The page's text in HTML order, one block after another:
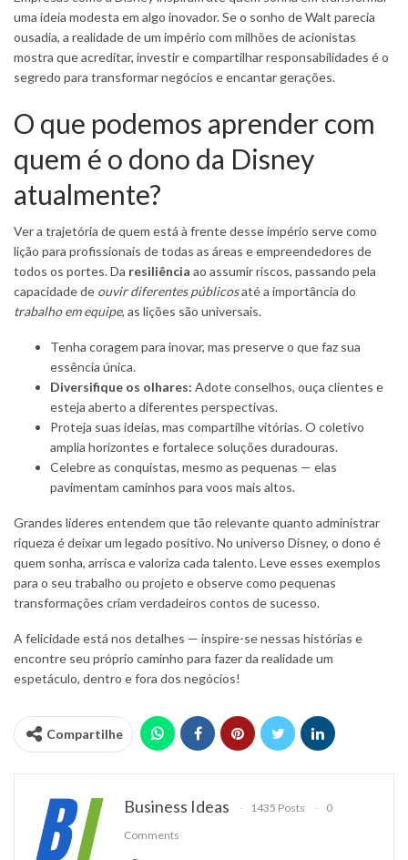
uma ideia modesta em algo inovador. Se o sonho de Walt parecia
ousadia, a realidade de um império com milhões de acionistas
mostra que acreditar, investir e compartilhar responsabilidades é o
segredo para transformar negócios e encantar gerações.
O que podemos aprender com
quem é o dono da Disney
atualmente?
Ver a trajetória de quem está à frente desse império serve como
lição para profissionais de todas as áreas e empreendedores de
todos os portes. Da resiliência ao assumir riscos, passando pela
capacidade de ouvir diferentes públicosaté a importância do
trabalho em equipe, as lições são universais.
Tenha coragem para inovar, mas preserve o que faz sua
essência única.
Diversifique os olhares: Adote conselhos, ouça clientes e
esteja aberto a diferentes perspectivas.
Proteja suas ideias, mas compartilhe vitórias. O coletivo
amplia horizontes e fortalece soluções duradouras.
Celebre as conquistas, mesmo as pequenas — elas
pavimentam caminhos para voos mais altos.
Grandes líderes entendem que tão relevante quanto administrar
riqueza é deixar um legado positivo. No universo Disney, o dono é
quem sonha, arrisca e valoriza cada talento. Leve esses exemplos
para o seu trabalho ou projeto e observe como pequenas
transformações criam verdadeiros contos de sucesso.
A felicidade está nos detalhes — inspire-se nessas histórias e
encontre seu próprio caminho para fazer da realidade um
espetáculo, dentro e fora dos negócios!
Compartilhe
Business Ideas 1435 Posts
0
Comments